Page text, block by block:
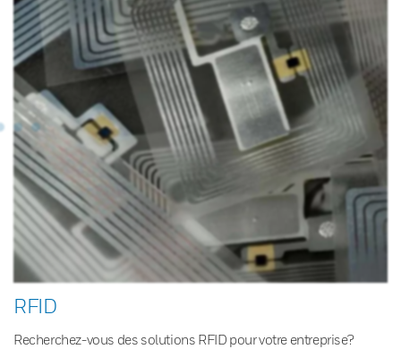
RFID
Recherchez-vous des solutions RFID pour votre entreprise?